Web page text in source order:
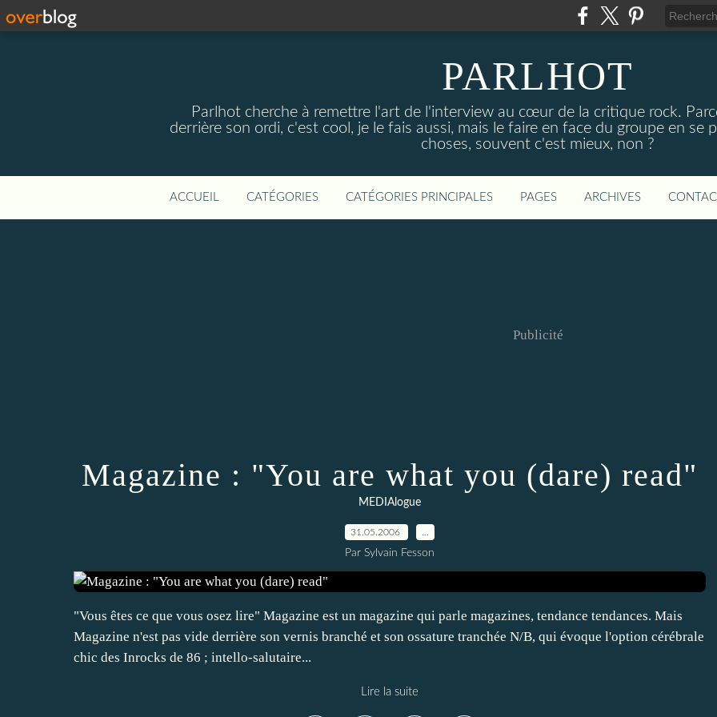
PARLHOT
Parlhot cherche à remettre l'art de l'interview au cœur de la critique rock.
derrière son ordi, c'est cool, je le fais aussi, mais le faire en face du groupe en se
choses, souvent c'est mieux, non ?
ACCUEIL CATÉGORIES CATÉGORIES PRINCIPALES PAGES ARCHIVES
Publicité
Magazine : "You are what you (dare) read"
MEDIAlogue
31.05.2006
Par Sylvain Fesson
"Vous êtes ce que vous osez lire" Magazine est un magazine qui parle magazines, tendance tendances. Mais
Magazine n'est pas vide derrière son vernis branché et son ossature tranchée N/B, qui évoque l'option cérébrale
chic des Inrocks de 86 ; intello-salutaire...
Lire la suite